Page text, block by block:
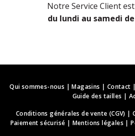
Notre Service Client
du lundi au samedi de
Qui sommes-nous |Magasins | Contact |
Guide des tailles |
Conditions générales de vente (CGV) |
Paiement sécurisé | Mentions légales |